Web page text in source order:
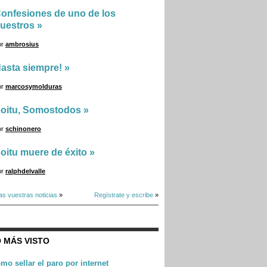
de uno de los
»
ambrosius
siempre! »
marcosymolduras
Somostodos »
schinonero
muere de éxito »
ralphdelvalle
vuestras noticias » Regístrate y escribe »
MÁS VISTO
sellar el paro por internet